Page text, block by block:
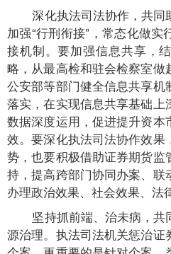
深化执法司法协作，共
加强“行刑衔接”，常态化做
接机制。要加强信息共享，
略，从最高检和驻会检察室做
公安部等部门健全信息共享
落实，在实现信息共享基础
数据深度运用，促进提升资
效。要深化执法司法协作效
势，也要积极借助证券期货
持，提高跨部门协同办案、
办理政治效果、社会效果、法
坚持抓前端、治未病，
源治理。执法司法机关惩治